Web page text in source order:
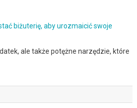
biżuterię, aby urozmaicić swoje
ale także potężne narzędzie, które